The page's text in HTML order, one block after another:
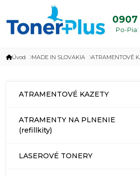
0907
Po-
Úvod MADE IN SLOVAKIA ATRAMENTOVÉ
ATRAMENTOVÉ KAZETY
ATRAMENTY NA PLNENIE
(refillkity)
LASEROVÉ TONERY